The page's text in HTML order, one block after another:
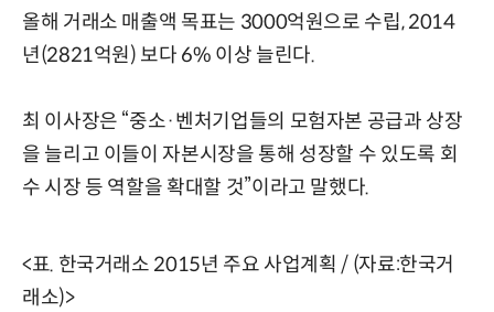
올해 거래소 매출액 목표는 3000억원으로 수립, 2014
년(2821억원) 보다 6% 이상 늘린다.
최 이사장은 “중소·벤처기업들의 모험자본 공급과 상장
을 늘리고 이들이 자본시장을 통해 성장할 수 있도록 회
수 시장 등 역할을 확대할 것”이라고 말했다.
<표. 한국거래소 2015년 주요 사업계획 / (자료:한국거
래소)>